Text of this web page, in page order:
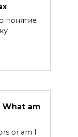
понятие
What am
or am I